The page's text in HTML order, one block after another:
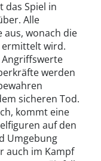
das Spiel in
Alle
wonach die
ermittelt wird.
Angriffswerte
werden
sicheren Tod.
kommt eine
auf den
Umgebung
auch im Kampf